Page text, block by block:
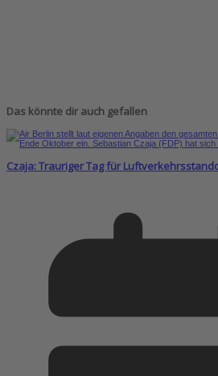
Das könnte dir auch gefallen
Czaja: Trauriger Tag für